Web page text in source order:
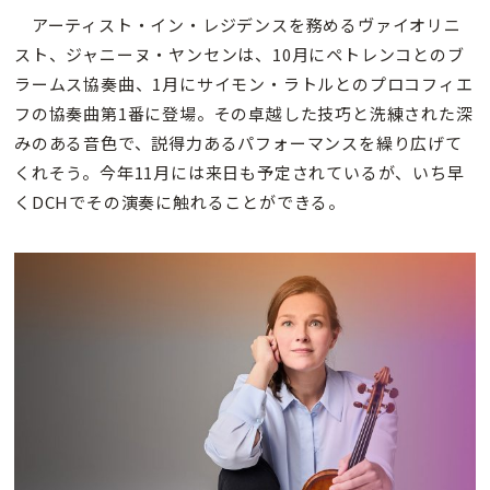
アーティスト・イン・レジデンスを務めるヴァイオリニ
スト、ジャニーヌ・ヤンセンは、10月にペトレンコとのブ
ラームス協奏曲、1月にサイモン・ラトルとのプロコフィエ
フの協奏曲第1番に登場。その卓越した技巧と洗練された深
みのある音色で、説得力あるパフォーマンスを繰り広げて
くれそう。今年11月には来日も予定されているが、いち早
くDCHでその演奏に触れることができる。